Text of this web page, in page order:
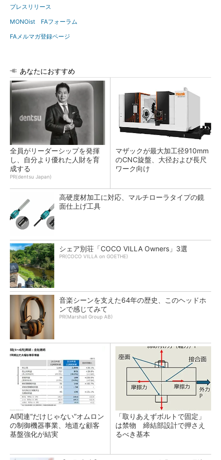
プレスリリース
MONOist FAフォーラム
FAメルマガ登録ページ
あなたにおすすめ
全員がリーダーシップを発揮
し、自分より優れた人財を育
成する
PR(dentsu Japan)
マザックが最大加工径910mm
のCNC旋盤、大径および長尺
ワーク向け
高硬度材加工に対応、マルチローラタイプの鏡
面仕上げ工具
シェア別荘「COCO VILLA Owners」3選
PR(COCO VILLA on GOETHE)
音楽シーンを支えた64年の歴史、このヘッドホ
ンで感じてみて
PR(Marshall Group AB)
AI関連“だけじゃない”オムロン
の制御機器事業、地道な顧客
基盤強化が結実
「取りあえずボルトで固定」
は禁物 締結部設計で押さえ
るべき基本